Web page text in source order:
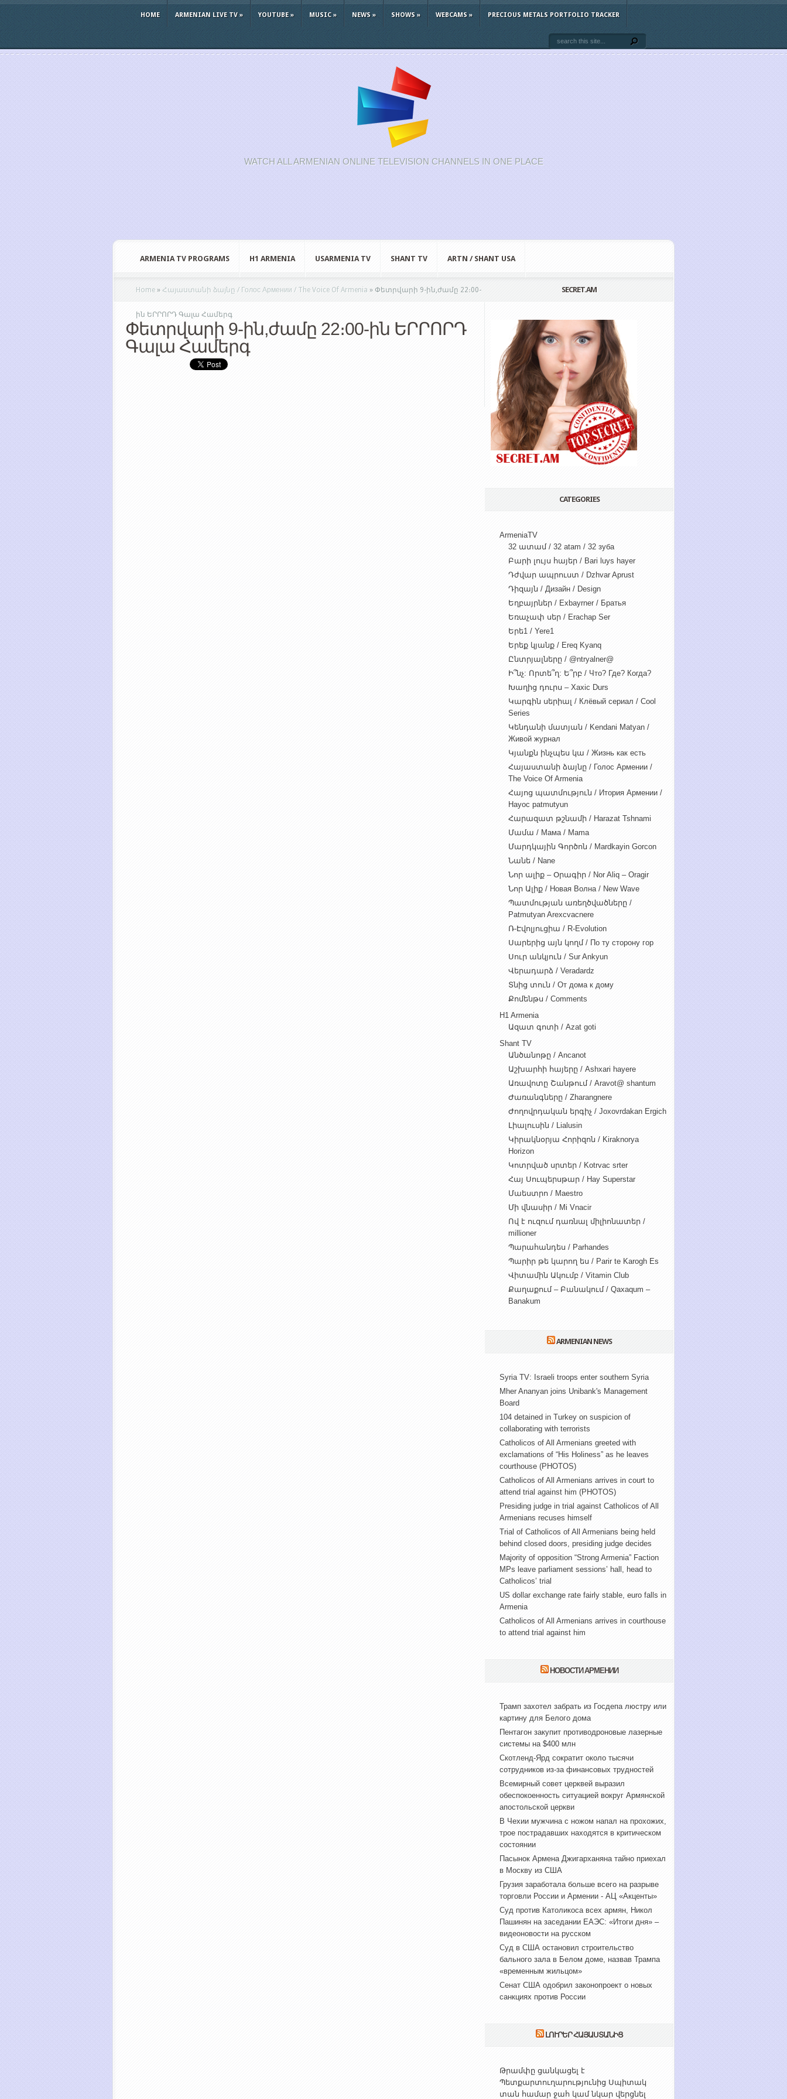
HOME ARMENIAN LIVE TV» YOUTUBE» MUSIC» NEWS » SHOWS » WEBCAMS » PRECIOUS METALS PORTFOLIO TRACKER
WATCH ALL ARMENIAN ONLINE TELEVISION CHANNELS IN ONE PLACE
ARMENIA TV PROGRAMS H1 ARMENIA USARMENIA TV SHANT TV ARTN / SHANT USA
Home » Հայաստանի ձայնը / Голос Армении / The Voice Of Armenia » Փետրվարի 9-ին,ժամը 22։00-
ին ԵՐՐՈՐԴ Գալա Համերգ
Փետրվարի 9-ին,ժամը 22։00-ին ԵՐՐՈՐԴ
Գալա Համերգ
SECRET.AM
CATEGORIES
ArmeniaTV
32 ատամ / 32 atam / 32 зуба
Բարի լույս հայեր / Bari luys hayer
Դժվար ապրուստ / Dzhvar Aprust
Դիզայն / Дизайн / Design
Եղբայրներ / Exbayrner / Братья
Եռաչափ սեր / Erachap Ser
Երե1 / Yere1
Երեք կյանք / Ereq Kyanq
Ընտրյալները / @ntryalner@
Ի՞նչ: Որտե՞ղ: Ե՞րբ / Что? Где? Когда?
Խաղից դուրս – Xaxic Durs
Կարգին սերիալ / Клёвый сериал / Cool
Series
Կենդանի մատյան / Kendani Matyan /
Живой журнал
Կյանքն ինչպես կա / Жизнь как есть
Հայաստանի ձայնը / Голос Армении /
The Voice Of Armenia
Հայոց պատմություն / Итория Армении /
Hayoc patmutyun
Հարազատ թշնամի / Harazat Tshnami
Մամա / Мама / Mama
Մարդկային Գործոն / Mardkayin Gorcon
Նանե / Nane
Նոր ալիք – Օրագիր / Nor Aliq – Oragir
Նոր Ալիք / Новая Волна / New Wave
Պատմության առեղծվածները /
Patmutyan Arexcvacnere
Ռ-Էվոլյուցիա / R-Evolution
Սարերից այն կողմ / По ту сторону гор
Սուր անկյուն / Sur Ankyun
Վերադարձ / Veradardz
Տնից տուն / От дома к дому
Քոմենթս / Comments
H1 Armenia
Ազատ գոտի / Azat goti
Shant TV
Անծանոթը / Ancanot
Աշխարհի հայերը / Ashxari hayere
Առավոտը Շանթում / Aravot@ shantum
Ժառանգները / Zharangnere
Ժողովրդական երգիչ / Joxovrdakan Ergich
Լիալուսին / Lialusin
Կիրակնօրյա Հորիզոն / Kiraknorya
Horizon
Կոտրված սրտեր / Kotrvac srter
Հայ Սուպերսթար / Hay Superstar
Մաեստրո / Maestro
Մի վնասիր / Mi Vnacir
Ով է ուզում դառնալ միլիոնատեր /
millioner
Պարահանդես / Parhandes
Պարիր թե կարող ես / Parir te Karogh Es
Վիտամին Ակումբ / Vitamin Club
Քաղաքում – Բանակում / Qaxaqum –
Banakum
ARMENIAN NEWS
Syria TV: Israeli troops enter southern Syria
Mher Ananyan joins Unibank's Management
Board
104 detained in Turkey on suspicion of
collaborating with terrorists
Catholicos of All Armenians greeted with
exclamations of “His Holiness” as he leaves
courthouse (PHOTOS)
Catholicos of All Armenians arrives in court to
attend trial against him (PHOTOS)
Presiding judge in trial against Catholicos of All
Armenians recuses himself
Trial of Catholicos of All Armenians being held
behind closed doors, presiding judge decides
Majority of opposition “Strong Armenia” Faction
MPs leave parliament sessions’ hall, head to
Catholicos’ trial
US dollar exchange rate fairly stable, euro falls in
Armenia
Catholicos of All Armenians arrives in courthouse
to attend trial against him
НОВОСТИ АРМЕНИИ
Трамп захотел забрать из Госдепа люстру или
картину для Белого дома
Пентагон закупит противодроновые лазерные
системы на $400 млн
Скотленд-Ярд сократит около тысячи
сотрудников из-за финансовых трудностей
Всемирный совет церквей выразил
обеспокоенность ситуацией вокруг Армянской
апостольской церкви
В Чехии мужчина с ножом напал на прохожих,
трое пострадавших находятся в критическом
состоянии
Пасынок Армена Джигарханяна тайно приехал
в Москву из США
Грузия заработала больше всего на разрыве
торговли России и Армении - АЦ «Акценты»
Суд против Католикоса всех армян, Никол
Пашинян на заседании ЕАЭС: «Итоги дня» –
видеоновости на русском
Суд в США остановил строительство
бального зала в Белом доме, назвав Трампа
«временным жильцом»
Сенат США одобрил законопроект о новых
санкциях против России
ԼՈՒՐԵՐ ՀԱՅԱՍՏԱՆԻՑ
Թրամփը ցանկացել է
Պետքարտուղարությունից Սպիտակ
տան համար ջահ կամ նկար վերցնել